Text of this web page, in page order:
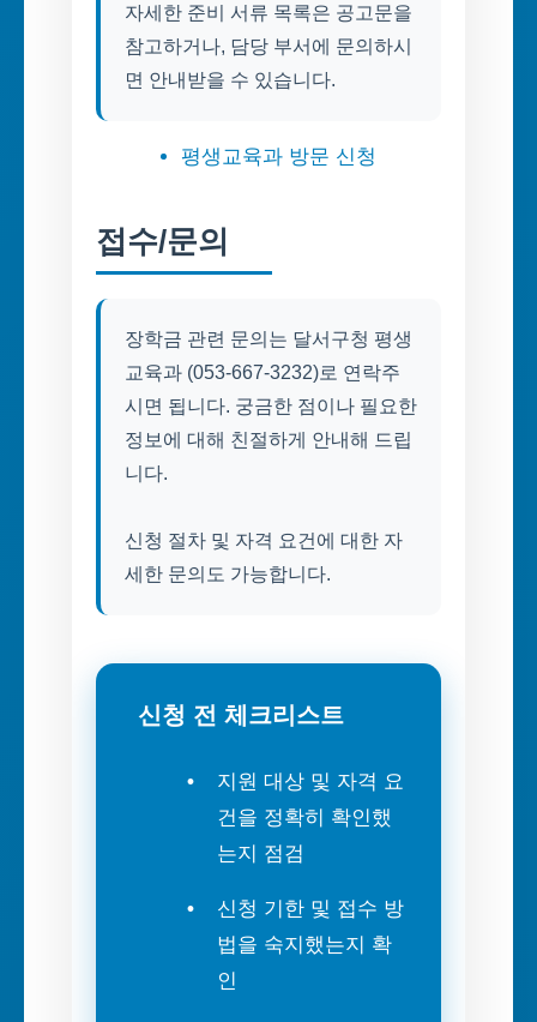
자세한 준비 서류 목록은 공고문을
참고하거나, 담당 부서에 문의하시
면 안내받을 수 있습니다.
평생교육과 방문 신청
접수/문의
장학금 관련 문의는 달서구청 평생
교육과 (053-667-3232)로 연락주
시면 됩니다. 궁금한 점이나 필요한
정보에 대해 친절하게 안내해 드립
니다.
신청 절차 및 자격 요건에 대한 자
세한 문의도 가능합니다.
신청 전 체크리스트
지원 대상 및 자격 요
건을 정확히 확인했
는지 점검
신청 기한 및 접수 방
법을 숙지했는지 확
인